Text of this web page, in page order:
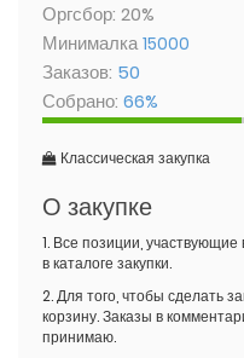
Оргсбор: 20%
Минималка15000
Заказов: 50
Собрано: 66%
Классическая закупка
О закупке
1. Все позиции,
в каталоге закупки.
2. Для того, чтобы сделать
корзину. Заказы в
принимаю.